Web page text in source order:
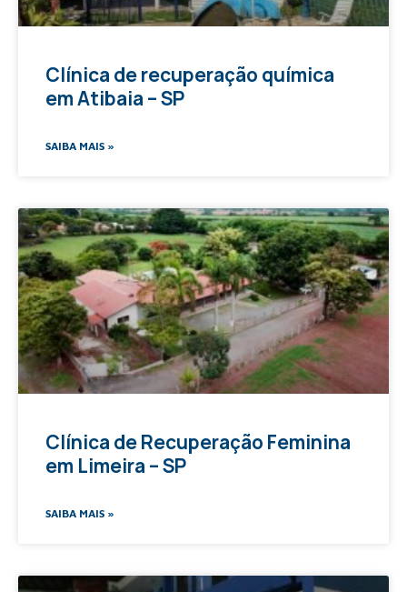
Clínica de recuperação química
em Atibaia – SP
SAIBA MAIS »
Clínica de Recuperação Feminina
em Limeira – SP
SAIBA MAIS »